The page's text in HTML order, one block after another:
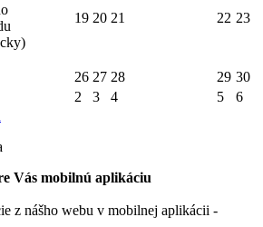
19 20 21 22 23
26 27 28 29 30
2 3 4 5
6
Vás mobilnú aplikáciu
z nášho webu v mobilnej aplikácii -